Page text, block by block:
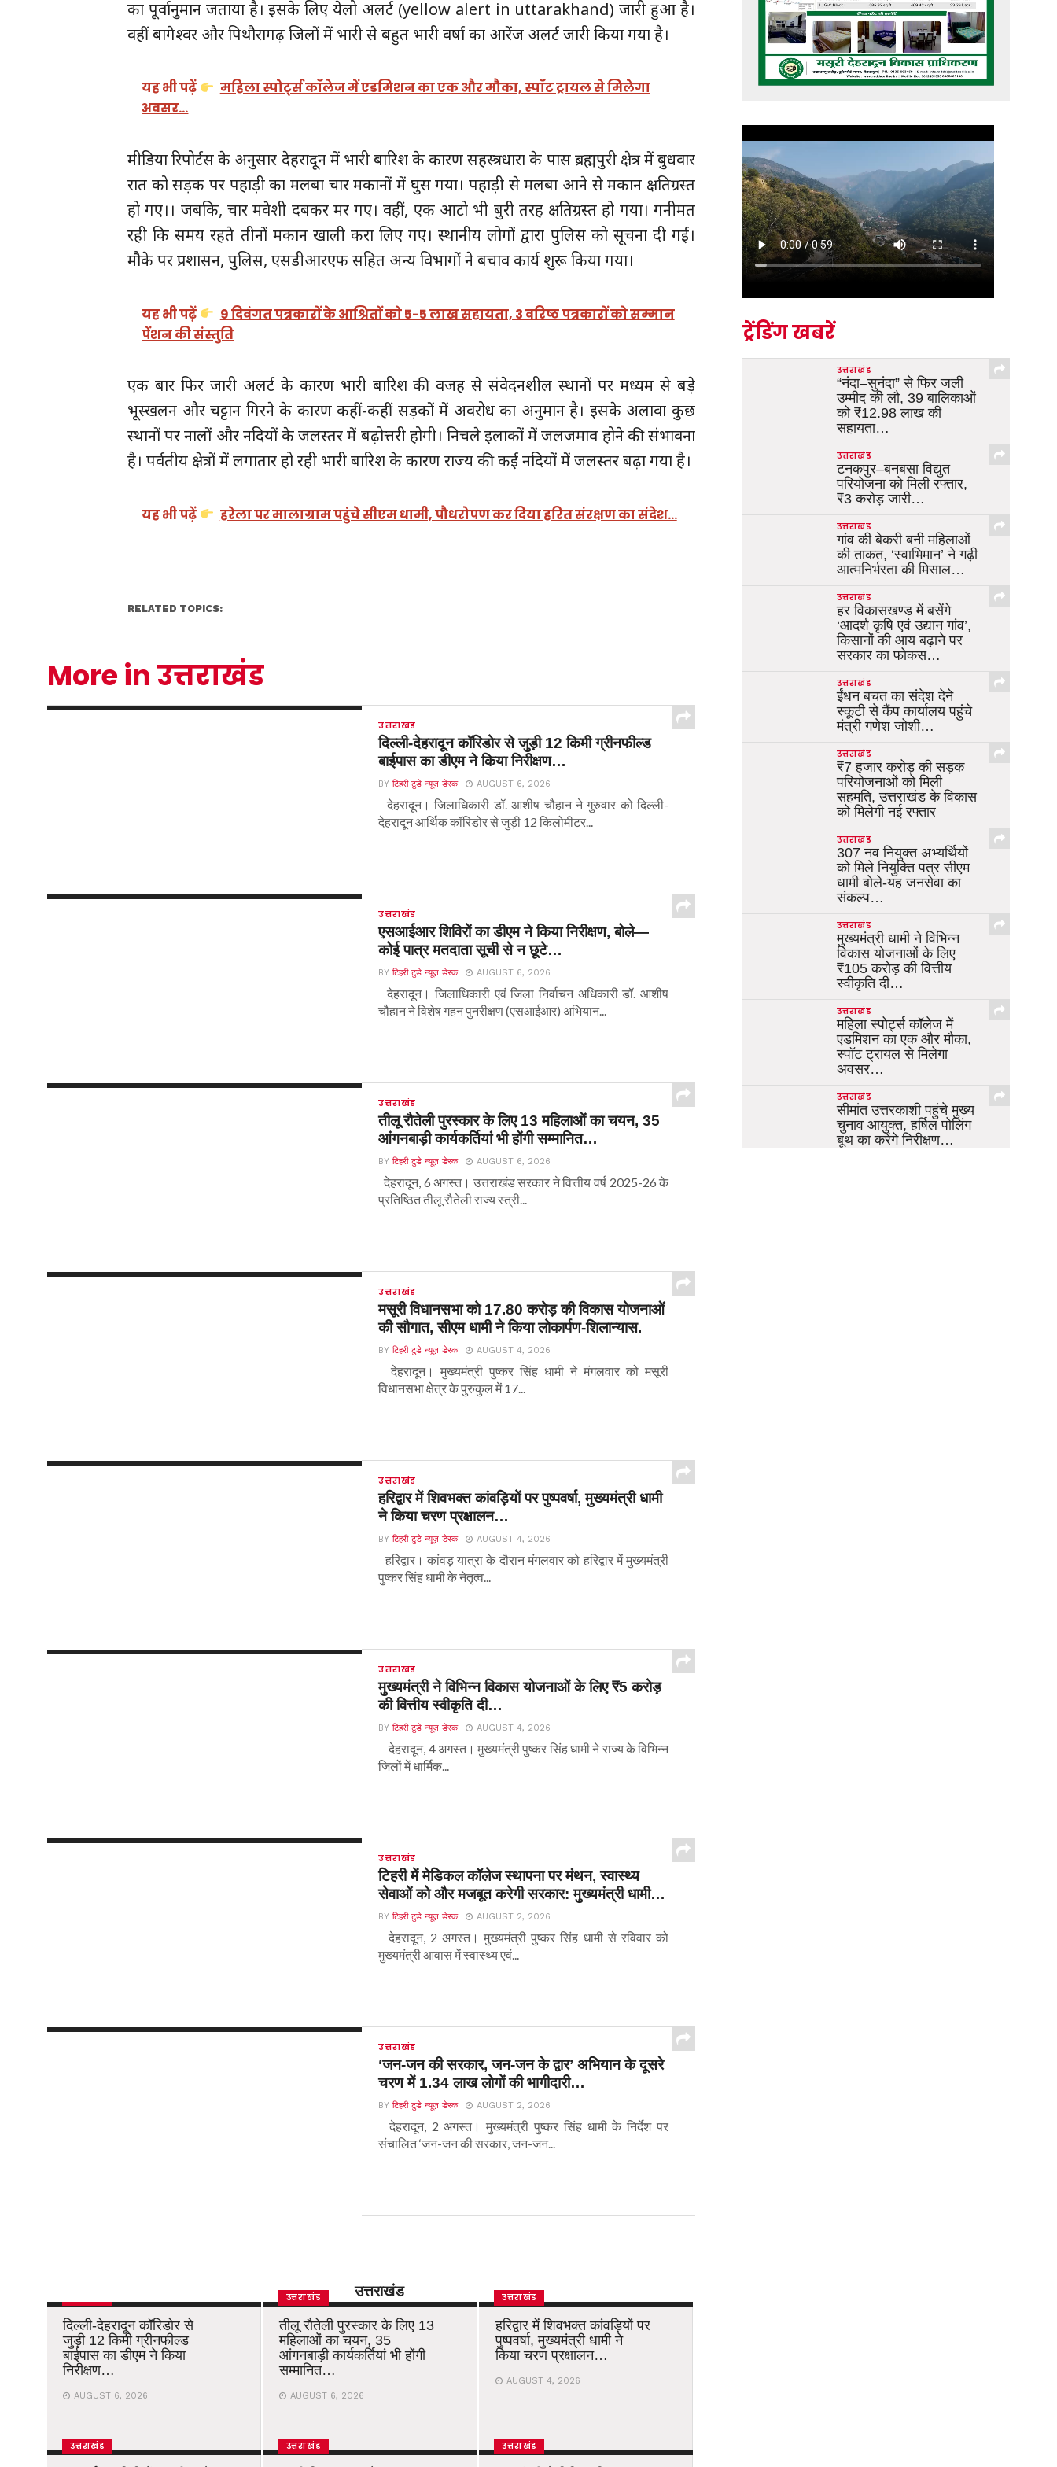
का पूर्वानुमान जताया है। इसके लिए येलो अलर्ट (yellow alert in uttarakhand) जारी हुआ है।
वहीं बागेश्वर और पिथौरागढ़ जिलों में भारी से बहुत भारी वर्षा का आरेंज अलर्ट जारी किया गया है।
यह भी पढ़ें
महिला स्पोर्ट्स कॉलेज में एडमिशन का एक और मौका, स्पॉट ट्रायल से मिलेगा
अवसर…
मीडिया रिपोर्टस के अनुसार देहरादून में भारी बारिश के कारण सहस्त्रधारा के पास ब्रह्मपुरी क्षेत्र में बुधवार
रात को सड़क पर पहाड़ी का मलबा चार मकानों में घुस गया। पहाड़ी से मलबा आने से मकान क्षतिग्रस्‍त
हो गए।। जबकि, चार मवेशी दबकर मर गए। वहीं, एक आटो भी बुरी तरह क्षतिग्रस्त हो गया। गनीमत
रही कि समय रहते तीनों मकान खाली करा लिए गए। स्थानीय लोगों द्वारा पुलिस को सूचना दी गई।
मौके पर प्रशासन, पुलिस, एसडीआरएफ सहित अन्य विभागों ने बचाव कार्य शुरू किया गया।
यह भी पढ़ें
9 दिवंगत पत्रकारों के आश्रितों को 5-5 लाख सहायता, 3 वरिष्ठ पत्रकारों को सम्मान
पेंशन की संस्तुति
एक बार फिर जारी अलर्ट के कारण भारी बारिश की वजह से संवेदनशील स्थानों पर मध्यम से बड़े
भूस्खलन और चट्टान गिरने के कारण कहीं-कहीं सड़कों में अवरोध का अनुमान है। इसके अलावा कुछ
स्थानों पर नालों और नदियों के जलस्तर में बढ़ोत्तरी होगी। निचले इलाकों में जलजमाव होने की संभावना
है। पर्वतीय क्षेत्रों में लगातार हो रही भारी बारिश के कारण राज्य की कई नदियों में जलस्तर बढ़ा गया है।
यह भी पढ़ें हरेला पर मालाग्राम पहुंचे सीएम धामी, पौधरोपण कर दिया हरित संरक्षण का संदेश…
RELATED TOPICS:
More in उत्तराखंड
उत्तराखंड
दिल्ली-देहरादून कॉरिडोर से जुड़ी 12 किमी ग्रीनफील्ड
बाईपास का डीएम ने किया निरीक्षण…
BYटिहरी टुडे न्यूज़ डेस्क AUGUST 6, 2026
देहरादून। जिलाधिकारी डॉ. आशीष चौहान ने गुरुवार को दिल्ली-
देहरादून आर्थिक कॉरिडोर से जुड़ी 12 किलोमीटर...
उत्तराखंड
एसआईआर शिविरों का डीएम ने किया निरीक्षण, बोले—
कोई पात्र मतदाता सूची से न छूटे…
BYटिहरी टुडे न्यूज़ डेस्क AUGUST 6, 2026
देहरादून। जिलाधिकारी एवं जिला निर्वाचन अधिकारी डॉ. आशीष
चौहान ने विशेष गहन पुनरीक्षण (एसआईआर) अभियान...
उत्तराखंड
तीलू रौतेली पुरस्कार के लिए 13 महिलाओं का चयन, 35
आंगनबाड़ी कार्यकर्तियां भी होंगी सम्मानित…
BYटिहरी टुडे न्यूज़ डेस्क AUGUST 6, 2026
देहरादून, 6 अगस्त। उत्तराखंड सरकार ने वित्तीय वर्ष 2025-26 के
प्रतिष्ठित तीलू रौतेली राज्य स्त्री...
उत्तराखंड
मसूरी विधानसभा को 17.80 करोड़ की विकास योजनाओं
की सौगात, सीएम धामी ने किया लोकार्पण-शिलान्यास.
BYटिहरी टुडे न्यूज़ डेस्क AUGUST 4, 2026
देहरादून। मुख्यमंत्री पुष्कर सिंह धामी ने मंगलवार को मसूरी
विधानसभा क्षेत्र के पुरुकुल में 17...
उत्तराखंड
हरिद्वार में शिवभक्त कांवड़ियों पर पुष्पवर्षा, मुख्यमंत्री धामी
ने किया चरण प्रक्षालन…
BYटिहरी टुडे न्यूज़ डेस्क AUGUST 4, 2026
हरिद्वार। कांवड़ यात्रा के दौरान मंगलवार को हरिद्वार में मुख्यमंत्री
पुष्कर सिंह धामी के नेतृत्व...
उत्तराखंड
मुख्यमंत्री ने विभिन्न विकास योजनाओं के लिए ₹5 करोड़
की वित्तीय स्वीकृति दी…
BYटिहरी टुडे न्यूज़ डेस्क AUGUST 4, 2026
देहरादून, 4 अगस्त। मुख्यमंत्री पुष्कर सिंह धामी ने राज्य के विभिन्न
जिलों में धार्मिक...
उत्तराखंड
टिहरी में मेडिकल कॉलेज स्थापना पर मंथन, स्वास्थ्य
सेवाओं को और मजबूत करेगी सरकार: मुख्यमंत्री धामी…
BYटिहरी टुडे न्यूज़ डेस्क AUGUST 2, 2026
देहरादून, 2 अगस्त। मुख्यमंत्री पुष्कर सिंह धामी से रविवार को
मुख्यमंत्री आवास में स्वास्थ्य एवं...
उत्तराखंड
‘जन-जन की सरकार, जन-जन के द्वार’ अभियान के दूसरे
चरण में 1.34 लाख लोगों की भागीदारी…
BYटिहरी टुडे न्यूज़ डेस्क AUGUST 2, 2026
देहरादून, 2 अगस्त। मुख्यमंत्री पुष्कर सिंह धामी के निर्देश पर
संचालित ‘जन-जन की सरकार, जन-जन...
उत्तराखंड
दिल्ली-देहरादून कॉरिडोर से
जुड़ी 12 किमी ग्रीनफील्ड
बाईपास का डीएम ने किया
निरीक्षण…
AUGUST 6, 2026
उत्तराखंड
उत्तराखंड
तीलू रौतेली पुरस्कार के लिए 13
महिलाओं का चयन, 35
आंगनबाड़ी कार्यकर्तियां भी होंगी
सम्मानित…
AUGUST 6, 2026
उत्तराखंड
उत्तराखंड
हरिद्वार में शिवभक्त कांवड़ियों पर
पुष्पवर्षा, मुख्यमंत्री धामी ने
किया चरण प्रक्षालन…
AUGUST 4, 2026
उत्तराखंड
ट्रेंडिंग खबरें
उत्तराखंड
“नंदा–सुनंदा” से फिर जली
उम्मीद की लौ, 39 बालिकाओं
को ₹12.98 लाख की
सहायता…
उत्तराखंड
टनकपुर–बनबसा विद्युत
परियोजना को मिली रफ्तार,
₹3 करोड़ जारी…
उत्तराखंड
गांव की बेकरी बनी महिलाओं
की ताकत, ‘स्वाभिमान’ ने गढ़ी
आत्मनिर्भरता की मिसाल…
उत्तराखंड
हर विकासखण्ड में बसेंगे
‘आदर्श कृषि एवं उद्यान गांव’,
किसानों की आय बढ़ाने पर
सरकार का फोकस…
उत्तराखंड
ईंधन बचत का संदेश देने
स्कूटी से कैंप कार्यालय पहुंचे
मंत्री गणेश जोशी…
उत्तराखंड
₹7 हजार करोड़ की सड़क
परियोजनाओं को मिली
सहमति, उत्तराखंड के विकास
को मिलेगी नई रफ्तार
उत्तराखंड
307 नव नियुक्त अभ्यर्थियों
को मिले नियुक्ति पत्र सीएम
धामी बोले-यह जनसेवा का
संकल्प…
उत्तराखंड
मुख्यमंत्री धामी ने विभिन्न
विकास योजनाओं के लिए
₹105 करोड़ की वित्तीय
स्वीकृति दी…
उत्तराखंड
महिला स्पोर्ट्स कॉलेज में
एडमिशन का एक और मौका,
स्पॉट ट्रायल से मिलेगा
अवसर…
उत्तराखंड
सीमांत उत्तरकाशी पहुंचे मुख्य
चुनाव आयुक्त, हर्षिल पोलिंग
बूथ का करेंगे निरीक्षण…